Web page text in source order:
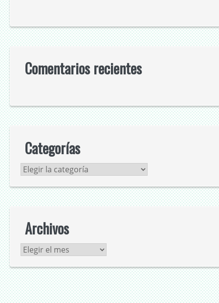
Comentarios recientes
Categorías
Categorías
Archivos
Archivos